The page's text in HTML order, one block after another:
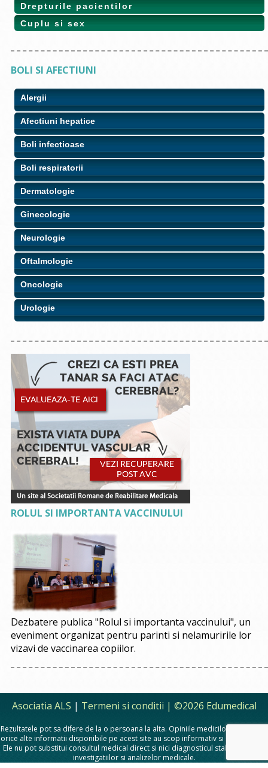
Drepturile pacientilor
Cuplu si sex
BOLI SI AFECTIUNI
Alergii
Afectiuni hepatice
Boli infectioase
Boli respiratorii
Dermatologie
Ginecologie
Neurologie
Oftalmologie
Oncologie
Urologie
ROLUL SI IMPORTANTA VACCINULUI
Dezbatere publica "Rolul si importanta vaccinului", un
eveniment organizat pentru parinti si nelamuririle lor
vizavi de vaccinarea copiilor.
Asociatia ALS | Termeni si conditii | ©2026 Edumedical
Rezultatele pot sa difere de la o persoana la alta. Opiniile medicilor, sfaturile si
orice alte informatii disponibile pe acest site au scop informativ si educational.
Ele nu pot substitui consultul medical direct si nici diagnosticul stabilit in urma
investigatiilor si analizelor medicale.